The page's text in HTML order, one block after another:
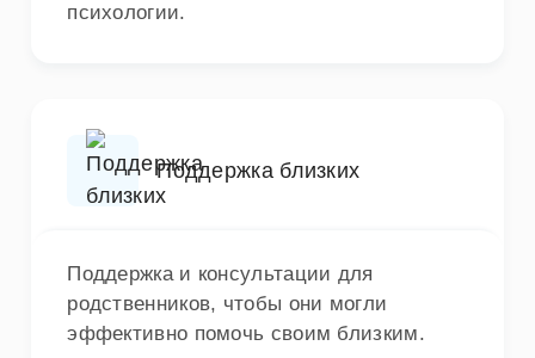
психологии.
Поддержка близких
Поддержка и консультации для
родственников, чтобы они могли
эффективно помочь своим близким.